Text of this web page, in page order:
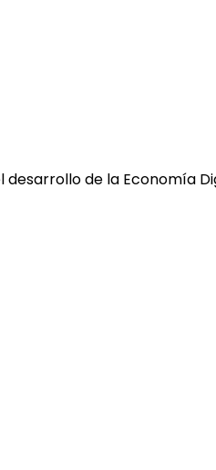
de la Economía